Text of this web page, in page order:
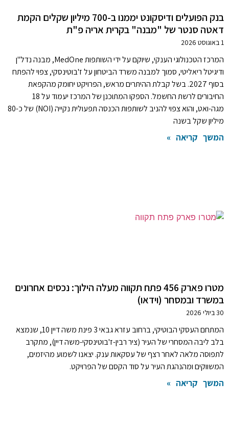
בנק הפועלים ודיסקונט יממנו ב-700 מיליון שקלים הקמת
דאטה סנטר של "מבנה" בקרית אריה פ"ת
1 באוגוסט 2026
המרכז הטכנולוגי הענקי, שיוקם על ידי השותפות MedOne, מבנה נדל"ן
ודיגיטל ריאליטי, סמוך למבנה משרד הביטחון על ז'בוטינסקי, צפוי להפתח
בסוף 2027. בשל קבלת ההיתרים מראש, הפרויקט יחומק מהקפאת
החיבורים לרשת החשמל. הספקו המתוכנן של המרכז יעמוד על 18
מגה-ואט, והוא צפוי להניב לשותפות הכנסה תפעולית נקייה (NOI) של כ-80
מיליון שקל בשנה
המשך קריאה »
מטרו פארק 456 פתח תקווה מעלה הילוך: נכסים אחרונים
במשרד ובמסחר (וידאו)
30 ביולי 2026
המתחם העסקי הבוטיקי, ברחוב עזרא גבאי 3 פינת משה דיין 10, שנמצא
בלב ליבה המסחרי של העיר (ציר רבין-ז'בוטינסקי-משה דיין), מתקרב
לתפוסה מלאה לאחר רצף של עסקאות ענק. יצאנו לשמוע מהיזמים,
המשווקים ומהנהגת העיר על סוד הקסם של הפרויקט.
המשך קריאה »